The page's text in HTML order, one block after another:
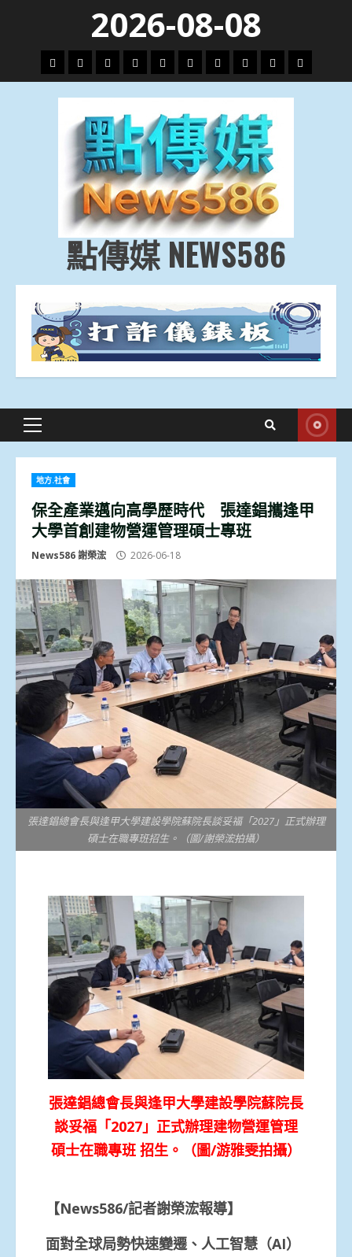
content
2026-08-08
頭
條
財
經
地
方.
會
文
教.
技
專
題
娛
樂
劇
政
治
國
際
運
動
生
活
點傳媒 NEWS586
Primary
地方.社會
保全產業邁向高學歷時代 張達錩攜逢甲
大學首創建物營運管理碩士專班
News586 謝榮浤 2026-06-18
張達錩總會長與逢甲大學建設學院蘇院長談妥福「2027」正式辦理
碩士在職專班招生。（圖/謝榮浤拍攝）
張達錩總會長與逢甲大學建設學院蘇院長
談妥福「2027」正式辦理建物營運管理
碩士在職專班 招生。（圖/游雅雯拍攝）
【News586/記者謝榮浤報導】
面對全球局勢快速變遷、人工智慧（AI）